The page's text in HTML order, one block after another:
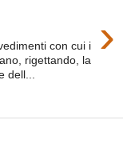
›
con cui i
rigettando, la
dell...